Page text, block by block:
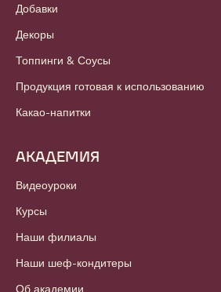
Добавки
Декоры
Топпинги & Соусы
Продукция готовая к использованию
Какао-напитки
АКАДЕМИЯ
Видеоуроки
Курсы
Наши филиалы
Наши шеф-кондитеры
Об академии